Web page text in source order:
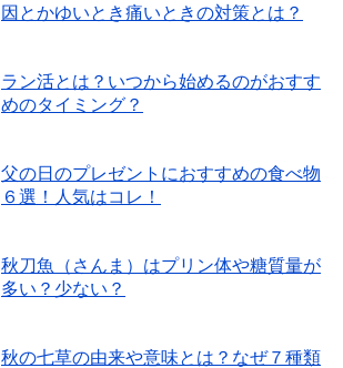
因とかゆいとき痛いときの対策とは？
ラン活とは？いつから始めるのがおすす
めのタイミング？
父の日のプレゼントにおすすめの食べ物
６選！人気はコレ！
秋刀魚（さんま）はプリン体や糖質量が
多い？少ない？
秋の七草の由来や意味とは？なぜ７種類